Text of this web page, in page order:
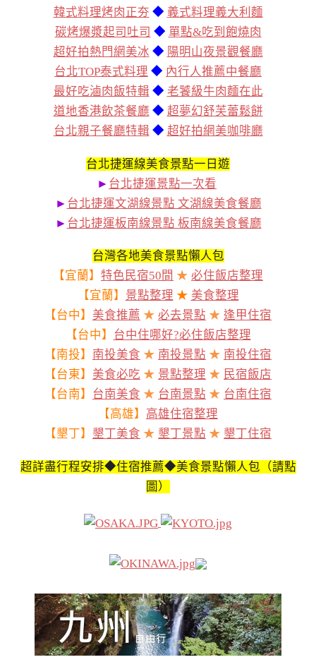
韓式料理烤肉正夯 ◆ 義式料理義大利麵
碳烤爆漿起司吐司 ◆ 單點&吃到飽燒肉
超好拍熱門網美冰 ◆ 陽明山夜景觀餐廳
台北TOP泰式料理 ◆ 內行人推薦中餐廳
最好吃滷肉飯特輯 ◆ 老饕級牛肉麵在此
道地香港飲茶餐廳 ◆ 超夢幻舒芙蕾鬆餅
台北親子餐廳特輯 ◆ 超好拍網美咖啡廳
台北捷運線美食景點一日遊
► 台北捷運景點一次看
► 台北捷運文湖線景點 文湖線美食餐廳
► 台北捷運板南線景點 板南線美食餐廳
台灣各地美食景點懶人包
【宜蘭】 特色民宿50間 ★ 必住飯店整理
【宜蘭】 景點整理 ★ 美食整理
【台中】 美食推薦 ★ 必去景點 ★ 逢甲住宿
【台中】 台中住哪好?必住飯店整理
【南投】 南投美食 ★ 南投景點 ★ 南投住宿
【台東】 美食必吃 ★ 景點整理 ★ 民宿飯店
【台南】 台南美食 ★ 台南景點 ★ 台南住宿
【高雄】 高雄住宿整理
【墾丁】 墾丁美食 ★ 墾丁景點 ★ 墾丁住宿
超詳盡行程安排◆住宿推薦◆美食景點懶人包（請點
圖）